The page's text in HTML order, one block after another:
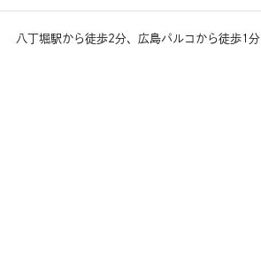
八丁堀駅から徒歩2分、広島パルコから徒歩1分